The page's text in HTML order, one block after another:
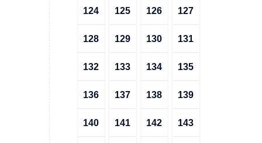
124 125 126 127
128 129 130 131
132 133 134 135
136 137 138 139
140 141 142 143